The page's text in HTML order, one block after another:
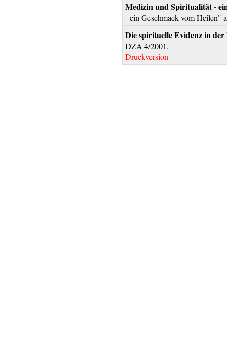
Medizin und Spiritualität -
- ein Geschmack vom Heilen"
Die spirituelle Evidenz in
DZA 4/2001.
Druckversion